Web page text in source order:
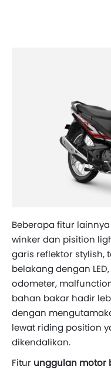
Beberapa fitur
winker dan pisition
garis reflektor stylish,
belakang dengan
odometer,
bahan bakar hadir
dengan
lewat riding position
dikendalikan.
Fitur unggulan motor